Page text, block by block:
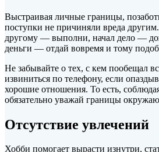
Выстраивая личные границы,
поступки не причиняли вреда
другому — выполни, начал дело —
деньги — отдай вовремя и тому
Не забывайте о тех, с кем пообещал
извиниться по телефону, если
хорошие отношения. То есть,
обязательно уважай границы
Отсутствие увлечений
Хобби помогает вырасти изнутри,